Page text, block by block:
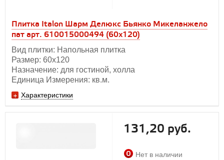
Плитка Italon Шарм Делюкс Бьянко Микеланжело
пат арт. 610015000494 (60x120)
Вид плитки: Напольная плитка
Размер: 60х120
Назначение: для гостиной, холла
Единица Измерения: кв.м.
Характеристики
131,20 руб.
Нет в наличии